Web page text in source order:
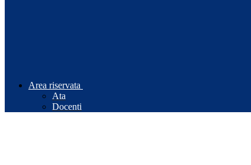
Area riservata
Ata
Docenti